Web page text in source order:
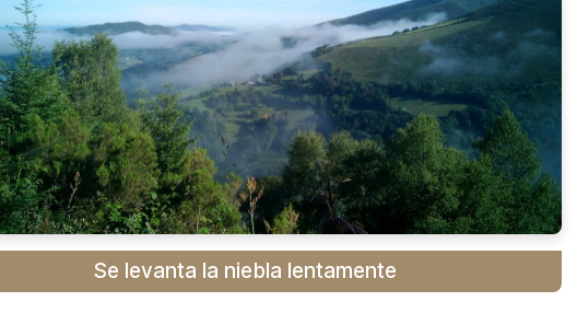
Se levanta la niebla lentamente